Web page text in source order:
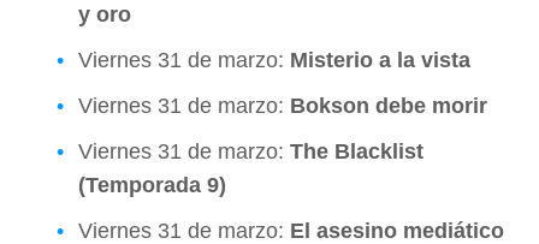
y oro
Viernes 31 de marzo: Misterio a la vista
Viernes 31 de marzo: Bokson debe morir
Viernes 31 de marzo: The Blacklist
(Temporada 9)
Viernes 31 de marzo: El asesino mediático